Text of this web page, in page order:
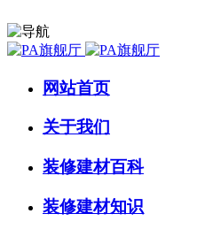
网站首页
关于我们
装修建材百科
装修建材知识